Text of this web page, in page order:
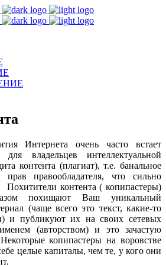
Интернета очень часто встает
для владельцев интеллектуальной
контента (плагиат), т.е. банальное
прав правообладателя, что сильно
Похитители контента ( копипастеры)
похищают Ваш уникальный
(чаще всего это текст, какие-то
и публикуют их на своих сетевых
(авторством) и это зачастую
копипастеры на воровстве
целые капиталы, чем те, у кого они